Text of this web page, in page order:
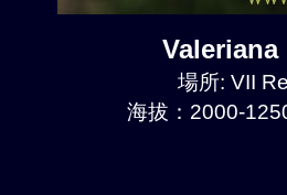
場所: VII
海拔：2000-